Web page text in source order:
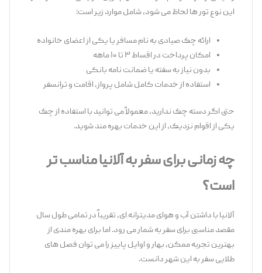
این نوع تور ها لحاظ می ‌شود، شامل موارد زیر است:
ارائه چک صیادی به نام مسافر یا یکی از اعضای خانواده
امکان پرداخت در اقساط ۳ تا ۱۰ ماهه
بدون نیاز به سفته یا ضمانت ‌نامه بانکی
استفاده از خدمات کامل شامل پرواز، اقامت و ترانسفر
حتی اگر دسته‌ چک ندارید، معمولاً می ‌توانید با استفاده از چک
یکی از اقوام نزدیک، از این خدمات بهره‌ مند شوید.
چه زمانی برای سفر به آلانیا مناسب ‌تر
است؟
آلانیا با داشتن آب ‌و هوای مدیترانه ‌ای، تقریباً در تمامی طول سال
مقصد مناسبی برای سفر به ‌شمار می ‌رود. اما برای بهره ‌مندی از
بهترین تجربه ممکن، بهار و اوایل پاییز را می‌ توان فصل ‌های
طلایی سفر به این شهر دانست.